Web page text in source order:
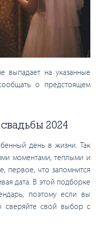
выпадает на указанные
о предстоящем
2024
день в жизни. Так
моментами, теплыми и
первое, что запомнится
дата. В этой подборке
поэтому если вы
сверяйте свой выбор с